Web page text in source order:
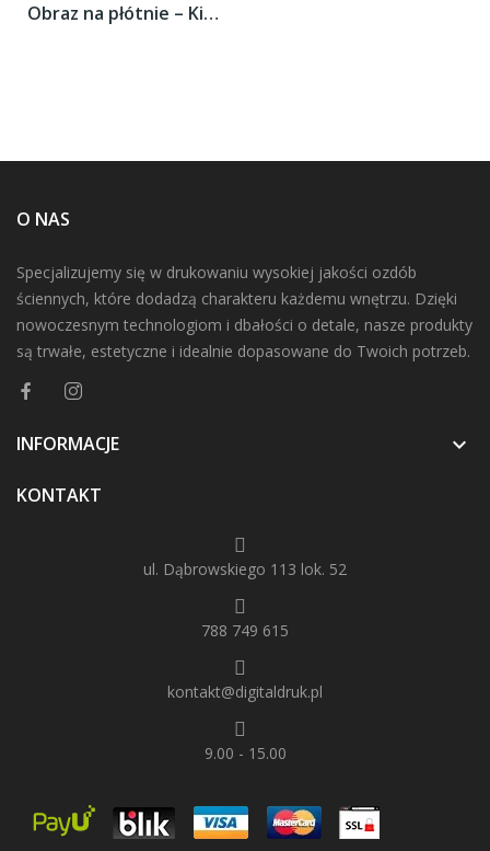
Obraz na płótnie – Kierunek w stronę kawy...
O NAS
Specjalizujemy się w drukowaniu wysokiej jakości ozdób
ściennych, które dodadzą charakteru każdemu wnętrzu. Dzięki
nowoczesnym technologiom i dbałości o detale, nasze produkty
są trwałe, estetyczne i idealnie dopasowane do Twoich potrzeb.
INFORMACJE 
KONTAKT
ul. Dąbrowskiego 113 lok. 52
788 749 615
kontakt@digitaldruk.pl
9.00 - 15.00